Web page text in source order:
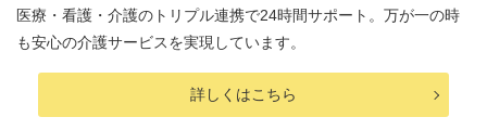
医療・看護・介護の トリプル連携で24時間サポート。 万が一の時
も安心の介護サービスを実現しています。
詳しくはこちら